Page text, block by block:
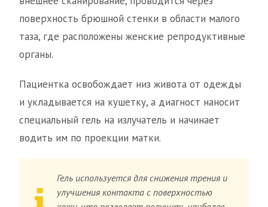
поверхность брюшной стенки в области малого
таза, где расположены женские репродуктивные
органы.
Пациентка освобождает низ живота от одежды
и укладывается на кушетку, а диагност наносит
специальный гель на излучатель и начинает
водить им по проекции матки.
Гель используется для снижения трения и
улучшения контакта с поверхностью